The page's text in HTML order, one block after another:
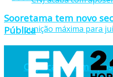
CNJ acaba com
Sooretama tem novo
Pública